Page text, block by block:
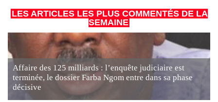
LES ARTICLES LES PLUS COMMENTÉS DE LA
SEMAINE
Affaire des 125 milliards : l’enquête judiciaire est
terminée, le dossier Farba Ngom entre dans sa phase
décisive